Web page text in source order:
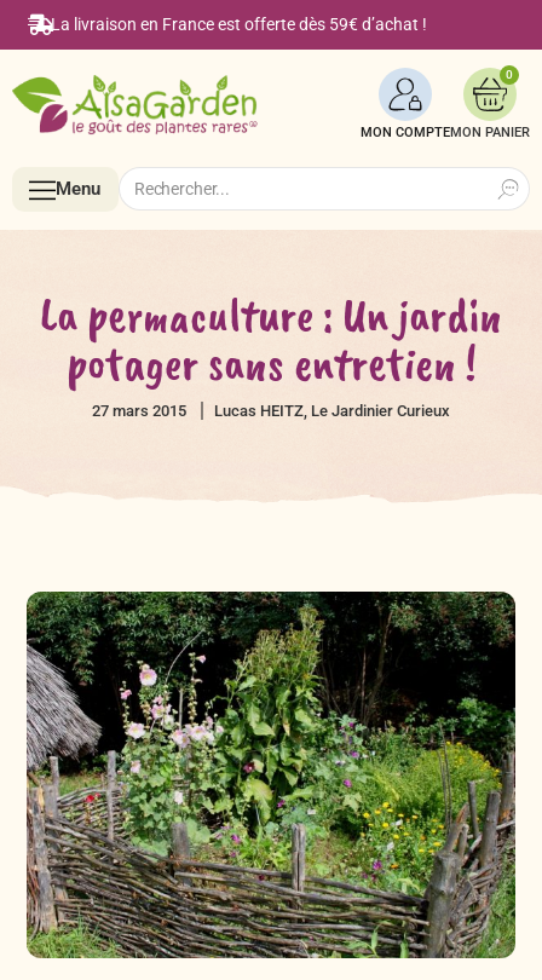
La livraison en France est offerte dès 59€ d’achat !
MON COMPTE
0
Menu
Accueil
Légumes & Potagères
Aromatiques & Comestibles
Fleurs, Prairies, Engrais verts
Accesoires de Jardinage
Coffrets & Idées Cadeaux
Jardinage au naturel
Découvertes végétales
Plantes & Gastronomie
Bricolage & Inspirations
Notre philosophie
Ateliers & Evènements
Visitez notre magasin
Maraichers & Revendeurs
Search
for:
La permaculture : Un jardin
potager sans entretien !
27 mars 2015 Lucas HEITZ, Le Jardinier Curieux